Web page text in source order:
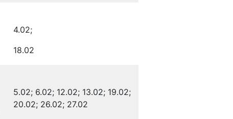
4.02;
18.02
5.02; 6.02; 12.02; 13.02; 19.02;
20.02; 26.02; 27.02